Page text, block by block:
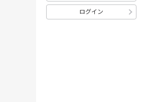
ログイン